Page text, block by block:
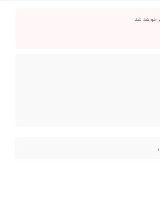
خواهد شد.